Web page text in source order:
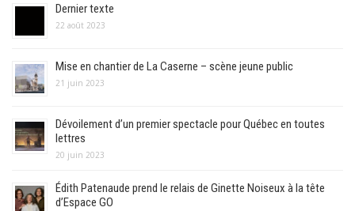
Dernier texte
22 août 2023
Mise en chantier de La Caserne – scène jeune public
21 juin 2023
Dévoilement d’un premier spectacle pour Québec en toutes
lettres
20 juin 2023
Édith Patenaude prend le relais de Ginette Noiseux à la tête
d’Espace GO